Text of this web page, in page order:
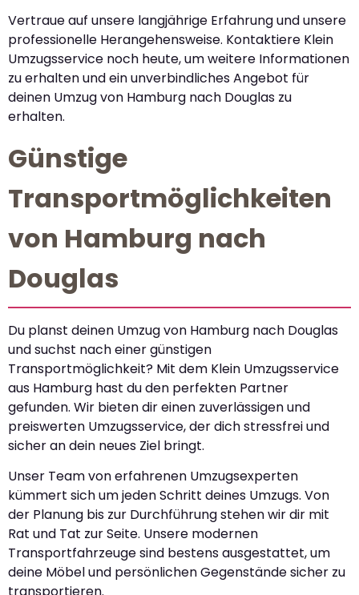
Vertraue auf unsere langjährige Erfahrung und unsere
professionelle Herangehensweise. Kontaktiere Klein
Umzugsservice noch heute, um weitere Informationen
zu erhalten und ein unverbindliches Angebot für
deinen Umzug von Hamburg nach Douglas zu
erhalten.
Günstige
Transportmöglichkeiten
von Hamburg nach
Douglas
Du planst deinen Umzug von Hamburg nach Douglas
und suchst nach einer günstigen
Transportmöglichkeit? Mit dem Klein Umzugsservice
aus Hamburg hast du den perfekten Partner
gefunden. Wir bieten dir einen zuverlässigen und
preiswerten Umzugsservice, der dich stressfrei und
sicher an dein neues Ziel bringt.
Unser Team von erfahrenen Umzugsexperten
kümmert sich um jeden Schritt deines Umzugs. Von
der Planung bis zur Durchführung stehen wir dir mit
Rat und Tat zur Seite. Unsere modernen
Transportfahrzeuge sind bestens ausgestattet, um
deine Möbel und persönlichen Gegenstände sicher zu